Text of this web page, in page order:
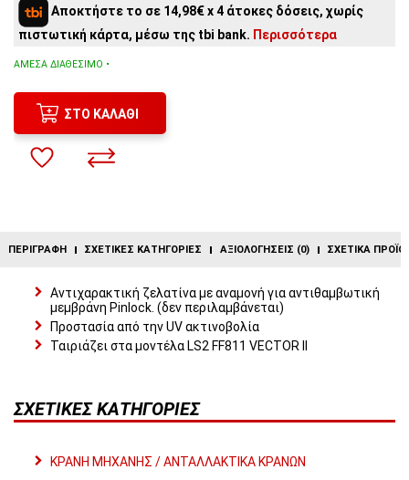
Αποκτήστε το σε 14,98€ x 4 άτοκες δόσεις, χωρίς
πιστωτική κάρτα, μέσω της tbi bank. Περισσότερα
ΆΜΕΣΑ ΔΙΑΘΈΣΙΜΟ •
ΣΤΟ ΚΑΛΆΘΙ
ΠΕΡΙΓΡΑΦΉ ΣΧΕΤΙΚΈΣ ΚΑΤΗΓΟΡΊΕΣ ΑΞΙΟΛΟΓΉΣΕΙΣ (0) ΣΧΕΤΙΚΆ
Αντιχαρακτική ζελατίνα με αναμονή για αντιθαμβωτική
μεμβράνη Pinlock. (δεν περιλαμβάνεται)
Προστασία από την UV ακτινοβολία
Ταιριάζει στα μοντέλα LS2 FF811 VECTOR II
ΣΧΕΤΙΚΈΣ ΚΑΤΗΓΟΡΊΕΣ
ΚΡΑΝΗ ΜΗΧΑΝΗΣ / ΑΝΤΑΛΛΑΚΤΙΚΑ ΚΡΑΝΩΝ